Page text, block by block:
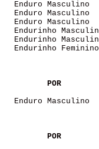
Enduro Masculino
Enduro Masculino
Enduro Masculino
POR
Enduro Masculino
POR